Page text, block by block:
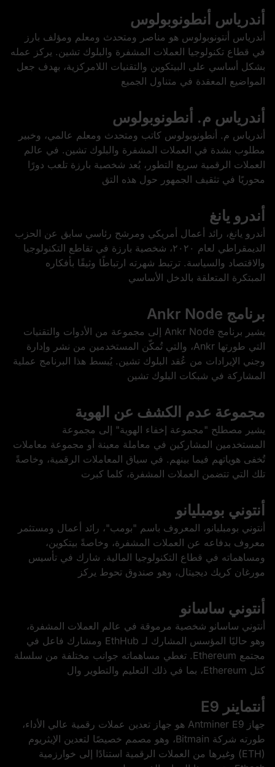
أندرياس أنطونوبولوس
أندرياس أنتونوبولوس هو مناصر ومتحدث ومعلم ومؤلف بارز
في قطاع تكنولوجيا العملات المشفرة والبلوك تشين. يركز عمله
بشكل أساسي على البيتكوين والتقنيات اللامركزية، بهدف جعل
المواضيع المعقدة في متناول الجميع
أندرياس م. أنطونوبولوس
أندرياس م. أنطونوبولوس كاتب ومتحدث ومعلم عالمي، وخبير
مطلوب بشدة في العملات المشفرة والبلوك تشين. في عالم
العملات الرقمية سريع التطور، يُعد شخصية بارزة تلعب دورًا
محوريًا في تثقيف الجمهور حول هذه التق
أندرو يانغ
أندرو يانغ، رائد أعمال أمريكي ومرشح رئاسي سابق عن الحزب
الديمقراطي لعام ٢٠٢٠، شخصية بارزة في تقاطع التكنولوجيا
والاقتصاد والسياسة. ترتبط شهرته ارتباطًا وثيقًا بأفكاره
المبتكرة المتعلقة بالدخل الأساسي
برنامج Ankr Node
يشير برنامج Ankr Node إلى مجموعة من الأدوات والتقنيات
التي طورتها Ankr، والتي تُمكّن المستخدمين من نشر وإدارة
وجني الإيرادات من عُقد البلوك تشين. يُبسط هذا البرنامج عملية
المشاركة في شبكات البلوك تشين
مجموعة عدم الكشف عن الهوية
يشير مصطلح "مجموعة إخفاء الهوية" إلى مجموعة
المستخدمين المشاركين في معاملة معينة أو مجموعة معاملات
تُخفى هوياتهم فيما بينهم. في سياق المعاملات الرقمية، وخاصةً
تلك التي تتضمن العملات المشفرة، كلما كبرت
أنتوني بومبليانو
أنتوني بومبليانو، المعروف باسم "بومب"، رائد أعمال ومستثمر
معروف بدفاعه عن العملات المشفرة، وخاصةً بيتكوين،
ومساهماته في قطاع التكنولوجيا المالية. شارك في تأسيس
مورغان كريك ديجيتال، وهو صندوق تحوط يركز
أنتوني ساسانو
أنتوني ساسانو شخصية مرموقة في عالم العملات المشفرة،
وهو حاليًا المؤسس المشارك لـ EthHub ومشارك فاعل في
مجتمع Ethereum. تغطي مساهماته جوانب مختلفة من سلسلة
كتل Ethereum، بما في ذلك التعليم والتطوير وال
أنتماينر E9
جهاز Antminer E9 هو جهاز تعدين عملات رقمية عالي الأداء،
طورته شركة Bitmain، وهو مصمم خصيصًا لتعدين الإيثريوم
(ETH) وغيرها من العملات الرقمية استنادًا إلى خوارزمية